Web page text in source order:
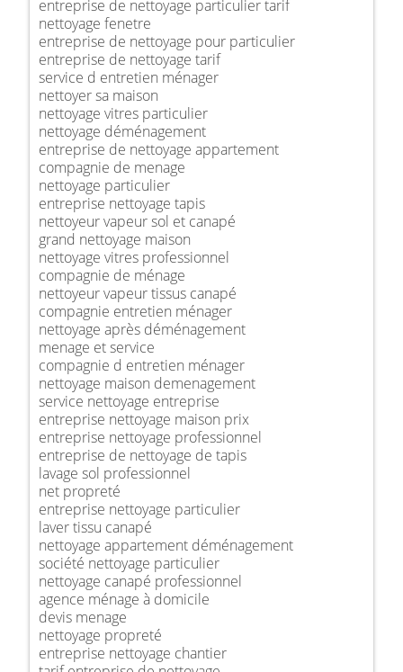
entreprise de nettoyage particulier tarif
nettoyage fenetre
entreprise de nettoyage pour particulier
entreprise de nettoyage tarif
service d entretien ménager
nettoyer sa maison
nettoyage vitres particulier
nettoyage déménagement
entreprise de nettoyage appartement
compagnie de menage
nettoyage particulier
entreprise nettoyage tapis
nettoyeur vapeur sol et canapé
grand nettoyage maison
nettoyage vitres professionnel
compagnie de ménage
nettoyeur vapeur tissus canapé
compagnie entretien ménager
nettoyage après déménagement
menage et service
compagnie d entretien ménager
nettoyage maison demenagement
service nettoyage entreprise
entreprise nettoyage maison prix
entreprise nettoyage professionnel
entreprise de nettoyage de tapis
lavage sol professionnel
net propreté
entreprise nettoyage particulier
laver tissu canapé
nettoyage appartement déménagement
société nettoyage particulier
nettoyage canapé professionnel
agence ménage à domicile
devis menage
nettoyage propreté
entreprise nettoyage chantier